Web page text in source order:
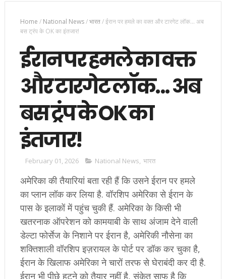
Home / National News/भारत/ईरान पर हमले का वक्त और टारगेट लॉक... अब
बस ट्रंप के OK का इंतजार!
ईरान पर हमले का वक्त
और टारगेट लॉक... अब
बस ट्रंप के OK का
इंतजार!
February 01, 2026 National News, भारत
अमेरिका की तैयारियां बता रही हैं कि उसने ईरान पर हमले
का प्लान लॉक कर लिया है. वॉरशिप अमेरिका से ईरान के
पास के इलाकों में पहुंच चुकी हैं. अमेरिका के किसी भी
खतरनाक ऑपरेशन को कामयाबी के साथ अंजाम देने वाली
डेल्टा फोर्सेज के निशाने पर ईरान है, अमेरिकी नौसेना का
शक्तिशाली वॉरशिप इज़रायल के पोर्ट पर डॉक कर चुका है,
ईरान के खिलाफ अमेरिका ने चारों तरफ से घेराबंदी कर दी है.
ईरान भी पीछे हटने को तैयार नहीं है, संकेत साफ है कि